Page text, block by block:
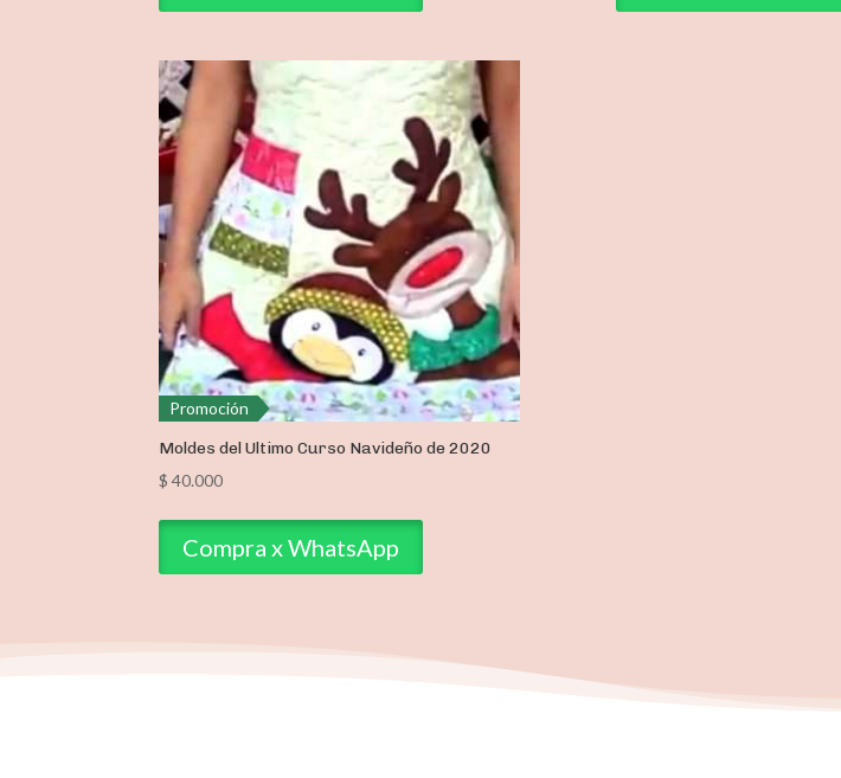
Promoción
Moldes del Ultimo Curso Navideño de 2020
$ 40.000
Compra x WhatsApp